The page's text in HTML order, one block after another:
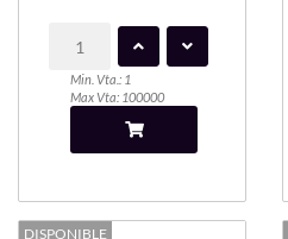
Min. Vta.: 1
Max Vta: 100000
DISPONIBLE